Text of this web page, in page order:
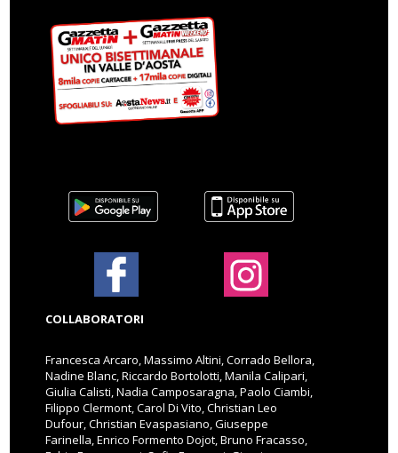
COLLABORATORI
Francesca Arcaro, Massimo Altini, Corrado Bellora,
Nadine Blanc, Riccardo Bortolotti, Manila Calipari,
Giulia Calisti, Nadia Camposaragna, Paolo Ciambi,
Filippo Clermont, Carol Di Vito, Christian Leo
Dufour, Christian Evaspasiano, Giuseppe
Farinella, Enrico Formento Dojot, Bruno Fracasso,